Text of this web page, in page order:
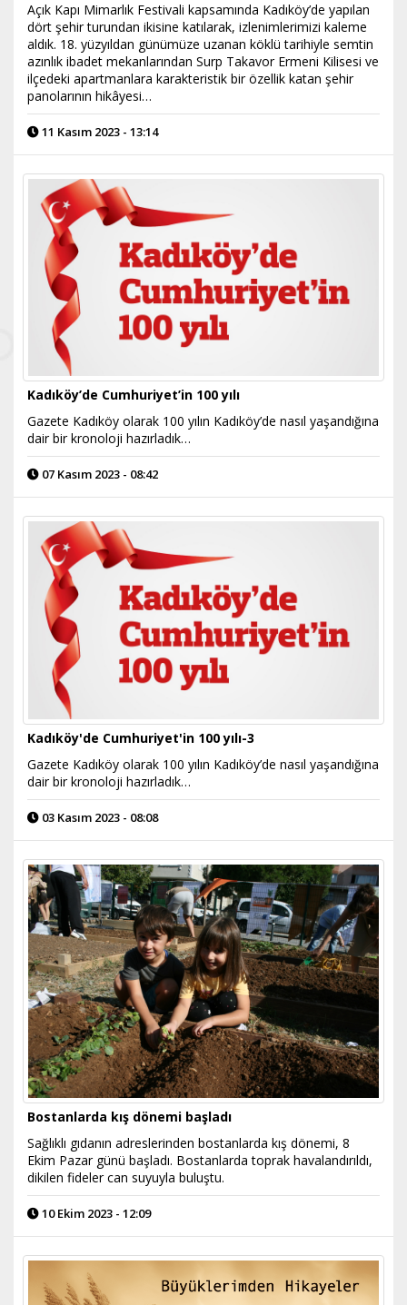
Açık Kapı Mimarlık Festivali kapsamında Kadıköy’de yapılan
dört şehir turundan ikisine katılarak, izlenimlerimizi kaleme
aldık. 18. yüzyıldan günümüze uzanan köklü tarihiyle semtin
azınlık ibadet mekanlarından Surp Takavor Ermeni Kilisesi ve
ilçedeki apartmanlara karakteristik bir özellik katan şehir
panolarının hikâyesi…
11 Kasım 2023 - 13:14
Kadıköy’de Cumhuriyet’in 100 yılı
Gazete Kadıköy olarak 100 yılın Kadıköy’de nasıl yaşandığına
dair bir kronoloji hazırladık…
07 Kasım 2023 - 08:42
Kadıköy'de Cumhuriyet'in 100 yılı-3
Gazete Kadıköy olarak 100 yılın Kadıköy’de nasıl yaşandığına
dair bir kronoloji hazırladık…
03 Kasım 2023 - 08:08
Bostanlarda kış dönemi başladı
Sağlıklı gıdanın adreslerinden bostanlarda kış dönemi, 8
Ekim Pazar günü başladı. Bostanlarda toprak havalandırıldı,
dikilen fideler can suyuyla buluştu.
10 Ekim 2023 - 12:09